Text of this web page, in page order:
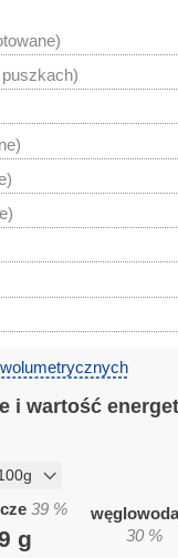
i wartość
39%
g
30 %